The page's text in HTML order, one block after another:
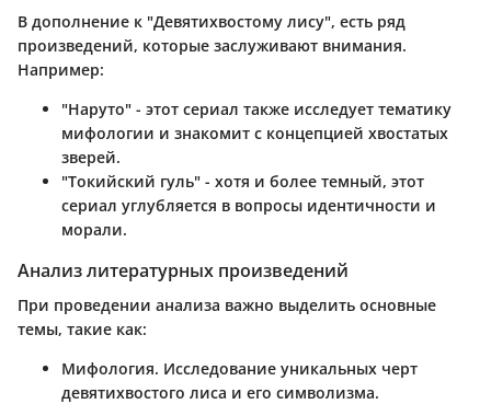
В дополнение к "Девятихвостому лису", есть ряд
произведений, которые заслуживают внимания.
Например:
"Наруто" - этот сериал также исследует тематику
мифологии и знакомит с концепцией хвостатых
зверей.
"Токийский гуль" - хотя и более темный, этот
сериал углубляется в вопросы идентичности и
морали.
Анализ литературных произведений
При проведении анализа важно выделить основные
темы, такие как:
Мифология. Исследование уникальных черт
девятихвостого лиса и его символизма.